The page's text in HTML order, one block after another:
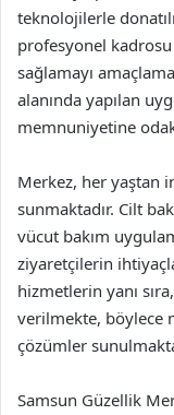
teknolojilerle
profesyonel
sağlamayı
alanında yapılan
memnuniyetine
Merkez, her yaştan
sunmaktadır. Cilt
vücut bakım
ziyaretçilerin
hizmetlerin yanı
verilmekte, böylece
çözümler
Samsun Güzellik